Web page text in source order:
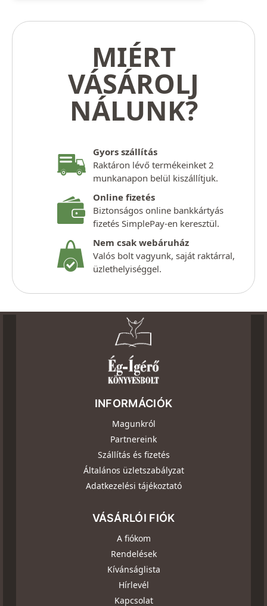
MIÉRT
VÁSÁROLJ
NÁLUNK?
Gyors szállítás
Raktáron lévő termékeinket 2
munkanapon belül kiszállítjuk.
Online fizetés
Biztonságos online bankkártyás
fizetés SimplePay-en keresztül.
Nem csak webáruház
Valós bolt vagyunk, saját raktárral,
üzlethelyiséggel.
INFORMÁCIÓK
Magunkról
Partnereink
Szállítás és fizetés
Általános üzletszabályzat
Adatkezelési tájékoztató
VÁSÁRLÓI FIÓK
A fiókom
Rendelések
Kívánságlista
Hírlevél
Kapcsolat